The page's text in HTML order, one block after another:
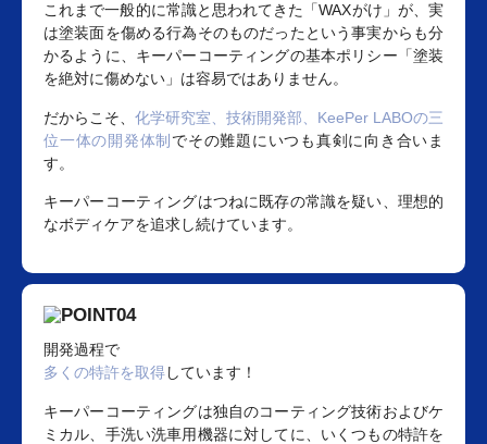
これまで一般的に常識と思われてきた「WAXがけ」が、実
は塗装面を傷める行為そのものだったという事実からも分
かるように、キーパーコーティングの基本ポリシー「塗装
を絶対に傷めない」は容易ではありません。
だからこそ、 化学研究室、技術開発部、KeePer LABOの三
位一体の開発体制でその難題にいつも真剣に向き合いま
す。
キーパーコーティングはつねに既存の常識を疑い、理想的
なボディケアを追求し続けています。
開発過程で
多くの特許を取得しています！
キーパーコーティングは独自のコーティング技術およびケ
ミカル、手洗い洗車用機器に対してに、いくつもの特許を